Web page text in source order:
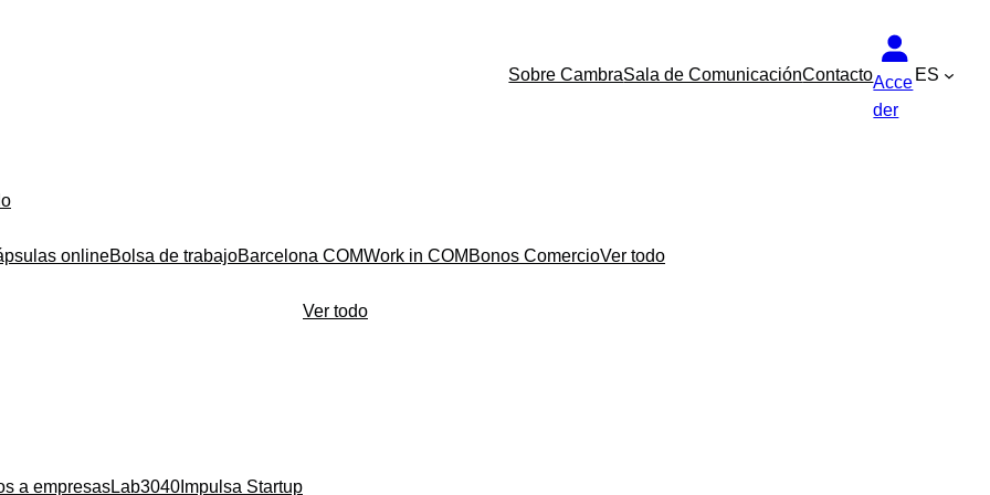
Sobre CambraSala de ComunicaciónContactoAcce
der
ES
onlineBolsa de trabajoBarcelona COMWork in COM Bonos ComercioVer todo
a empresasLab3040 Impulsa Startup
Ver todo